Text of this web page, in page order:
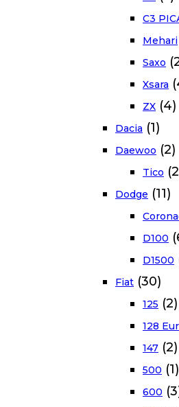
C3
Mehari
Saxo
Xsara
ZX (4)
Dacia (1)
Daewoo (2)
Tico
Dodge (11)
D100
D1500
Fiat (30)
125 (2)
128
147 (2)
500 (1)
600